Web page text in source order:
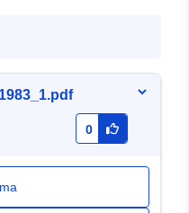
0